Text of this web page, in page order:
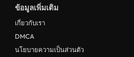
ดูหนังญี่ปุ่น Japan
ดูหนังชีวประวัติ Biography
ข้อมูลเพิ่มเติม
เกี่ยวกับเรา
DMCA
นโยบายความเป็นส่วนตัว